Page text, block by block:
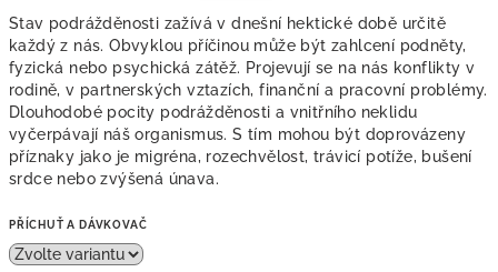
Stav podrážděnosti zažívá v dnešní hektické době určitě
každý z nás. Obvyklou příčinou může být zahlcení podněty,
fyzická nebo psychická zátěž. Projevují se na nás konflikty v
rodině, v partnerských vztazích, finanční a pracovní problémy.
Dlouhodobé pocity podrážděnosti a vnitřního neklidu
vyčerpávají náš organismus. S tím mohou být doprovázeny
příznaky jako je migréna, rozechvělost, trávicí potíže, bušení
srdce nebo zvýšená únava.
PŘÍCHUŤ A DÁVKOVAČ